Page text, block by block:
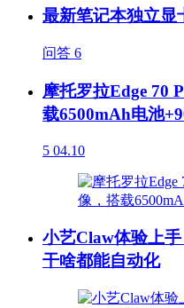
最新笔记本独立显
问答 6
摩托罗拉Edge 70
载6500mAh电池
5 04.10
小艺Claw体验上
干啥都能自动化